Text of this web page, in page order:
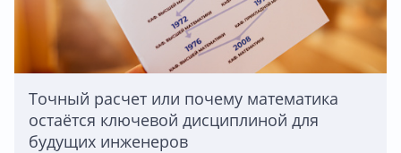
Точный расчет или почему математика
остаётся ключевой дисциплиной для
будущих инженеров